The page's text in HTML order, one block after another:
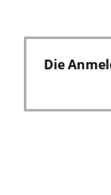
l
Die